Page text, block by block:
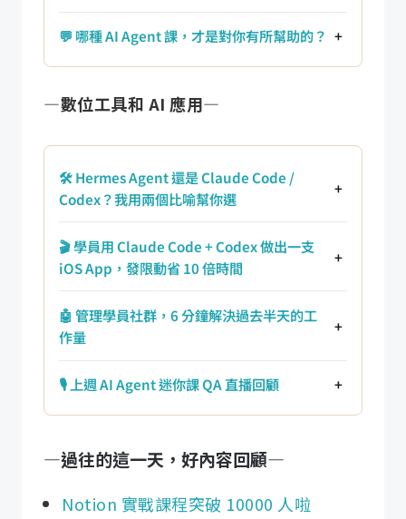
💬 哪種 AI Agent 課，才是對你有所幫助的？ +
—數位工具和 AI 應用—
🛠️ Hermes Agent 還是 Claude Code /
Codex？我用兩個比喻幫你選
+
🎬 學員用 Claude Code + Codex 做出一支
iOS App，發限動省 10 倍時間
+
🤖 管理學員社群，6 分鐘解決過去半天的工
作量
+
🎙️ 上週 AI Agent 迷你課 QA 直播回顧 +
—過往的這一天，好內容回顧—
Notion 實戰課程突破 10000 人啦